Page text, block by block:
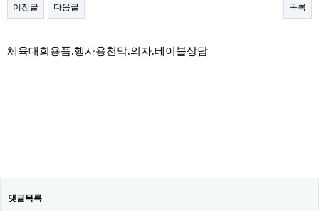
이전글 다음글 목록
체육대회용품.행사용천막.의자.테이블상담
댓글목록